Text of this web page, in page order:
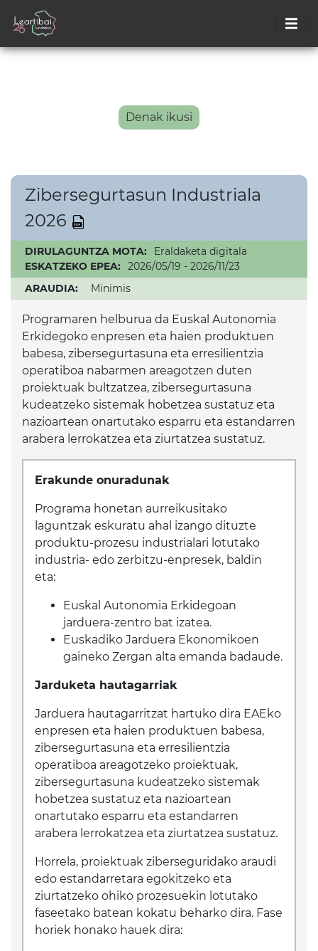
Denak ikusi
Zibersegurtasun Industriala
2026
DIRULAGUNTZA MOTA:
Eraldaketa digitala
ESKATZEKO EPEA:
2026/05/19 - 2026/11/23
ARAUDIA:
Minimis
Programaren helburua da Euskal Autonomia
Erkidegoko enpresen eta haien produktuen
babesa, zibersegurtasuna eta erresilientzia
operatiboa nabarmen areagotzen duten
proiektuak bultzatzea, zibersegurtasuna
kudeatzeko sistemak hobetzea sustatuz eta
nazioartean onartutako esparru eta estandarren
arabera lerrokatzea eta ziurtatzea sustatuz.
Erakunde onuradunak
Programa honetan aurreikusitako
laguntzak eskuratu ahal izango dituzte
produktu-prozesu industrialari lotutako
industria- edo zerbitzu-enpresek, baldin
eta:
Euskal Autonomia Erkidegoan
jarduera-zentro bat izatea.
Euskadiko Jarduera Ekonomikoen
gaineko Zergan alta emanda badaude.
Jarduketa hautagarriak
Jarduera hautagarritzat hartuko dira EAEko
enpresen eta haien produktuen babesa,
zibersegurtasuna eta erresilientzia
operatiboa areagotzeko proiektuak,
zibersegurtasuna kudeatzeko sistemak
hobetzea sustatuz eta nazioartean
onartutako esparru eta estandarren
arabera lerrokatzea eta ziurtatzea sustatuz.
Horrela, proiektuak ziberseguridako araudi
edo estandarretara egokitzeko eta
ziurtatzeko ohiko prozesuekin lotutako
faseetako batean kokatu beharko dira. Fase
horiek honako hauek dira: